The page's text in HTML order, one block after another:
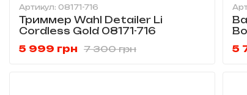
Артикул: 08171-716
Триммер Wahl Detailer Li
Cordless Gold 08171-716
7 300 грн
5 999 грн 5